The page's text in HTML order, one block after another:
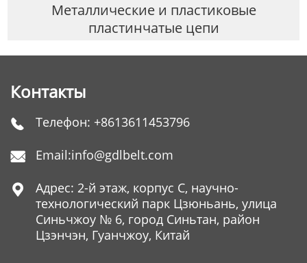
Металлические и пластиковые
пластинчатые цепи
Контакты
 Телефон: +8613611453796
 Email:info@gdlbelt.com

Адрес: 2-й этаж, корпус C, научно-
технологический парк Цзюньань, улица
Синьчжоу № 6, город Синьтан, район
Цзэнчэн, Гуанчжоу, Китай